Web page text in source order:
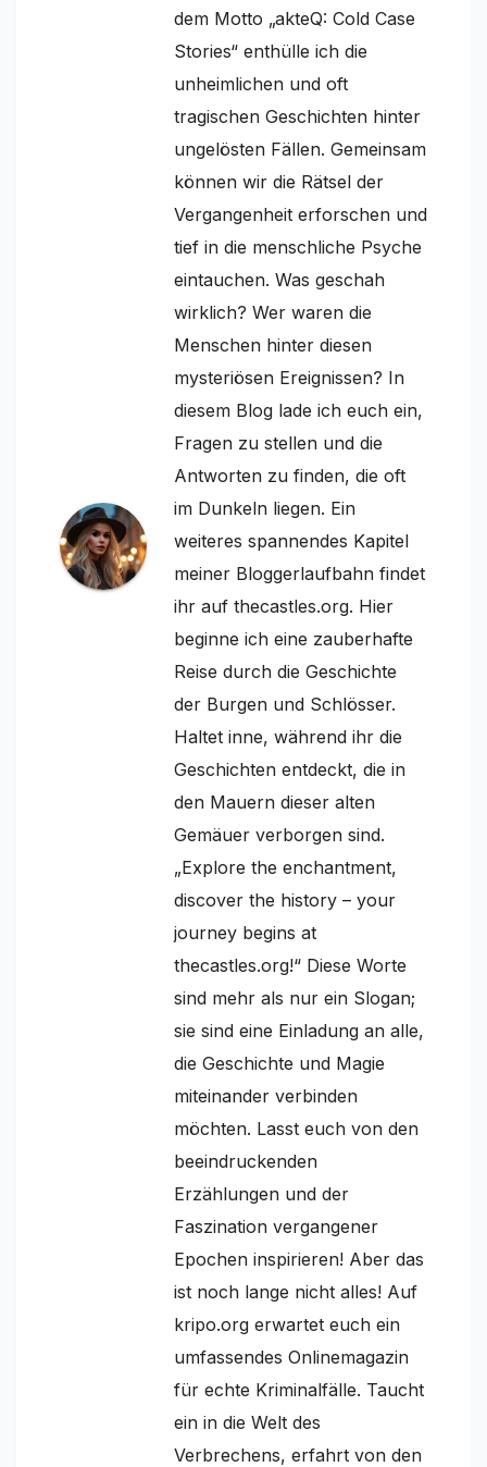
dem Motto „akteQ: Cold Case
Stories“ enthülle ich die
unheimlichen und oft
tragischen Geschichten hinter
ungelösten Fällen. Gemeinsam
können wir die Rätsel der
Vergangenheit erforschen und
tief in die menschliche Psyche
eintauchen. Was geschah
wirklich? Wer waren die
Menschen hinter diesen
mysteriösen Ereignissen? In
diesem Blog lade ich euch ein,
Fragen zu stellen und die
Antworten zu finden, die oft
im Dunkeln liegen. Ein
weiteres spannendes Kapitel
meiner Bloggerlaufbahn findet
ihr auf thecastles.org. Hier
beginne ich eine zauberhafte
Reise durch die Geschichte
der Burgen und Schlösser.
Haltet inne, während ihr die
Geschichten entdeckt, die in
den Mauern dieser alten
Gemäuer verborgen sind.
„Explore the enchantment,
discover the history – your
journey begins at
thecastles.org!“ Diese Worte
sind mehr als nur ein Slogan;
sie sind eine Einladung an alle,
die Geschichte und Magie
miteinander verbinden
möchten. Lasst euch von den
beeindruckenden
Erzählungen und der
Faszination vergangener
Epochen inspirieren! Aber das
ist noch lange nicht alles! Auf
kripo.org erwartet euch ein
umfassendes Onlinemagazin
für echte Kriminalfälle. Taucht
ein in die Welt des
Verbrechens, erfahrt von den